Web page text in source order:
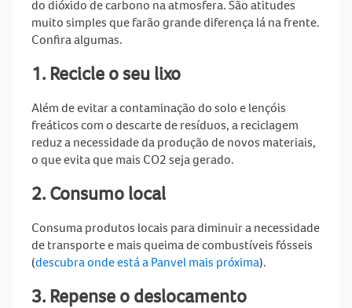
do dióxido de carbono na atmosfera. São atitudes
muito simples que farão grande diferença lá na frente.
Confira algumas.
1. Recicle o seu lixo
Além de evitar a contaminação do solo e lençóis
freáticos com o descarte de resíduos, a reciclagem
reduz a necessidade da produção de novos materiais,
o que evita que mais CO2 seja gerado.
2. Consumo local
Consuma produtos locais para diminuir a necessidade
de transporte e mais queima de combustíveis fósseis
(descubra onde está a Panvel mais próxima).
3. Repense o deslocamento